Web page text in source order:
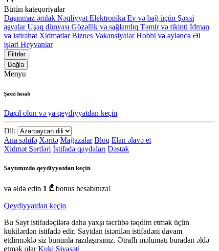
Bütün kateqoriyalar
Daşınmaz əmlak Nəqliyyat Elektronika Ev və bağ üçün Şəxsi
əşyalar Uşaq dünyası Gözəllik və sağlamlıq Təmir və tikinti İdman
və istirahət Xidmətlər Biznes Vakansiyalar Hobbi və əyləncə Əl
işləri Heyvanlar
Filtrlər
Bağla
Menyu
Şəxsi hesab
Daxil olun və ya qeydiyyatdan keçin
Dil:
Ana səhifə Xəritə Mağazalar Bloq Elan əlavə et
Xidmət Şərtləri İstifadə qaydaları Dəstək
Saytımızda qeydiyyatdan keçin
və əldə edin 1 ₾ bonus hesabınıza!
Qeydiyyatdan keçin
Bu Sayt istifadəçilərə daha yaxşı təcrübə təqdim etmək üçün
kukilərdən istifadə edir. Saytdan istənilən istifadəni davam
etdirməklə siz bununla razılaşırsınız. Ətraflı məlumatı buradan əldə
etmək olarKuki Siyasəti